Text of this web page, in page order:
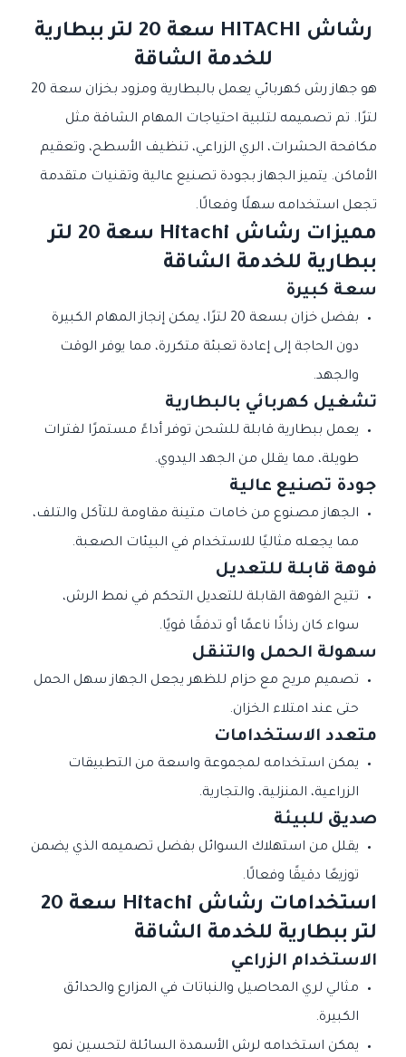
رشاش HITACHI سعة 20 لتر ببطارية
للخدمة الشاقة
هو جهاز رش كهربائي يعمل بالبطارية ومزود بخزان سعة 20
لترًا. تم تصميمه لتلبية احتياجات المهام الشاقة مثل
مكافحة الحشرات، الري الزراعي، تنظيف الأسطح، وتعقيم
الأماكن. يتميز الجهاز بجودة تصنيع عالية وتقنيات متقدمة
تجعل استخدامه سهلًا وفعالًا.
مميزات رشاش Hitachi سعة 20 لتر
ببطارية للخدمة الشاقة
سعة كبيرة
بفضل خزان بسعة 20 لترًا، يمكن إنجاز المهام الكبيرة
دون الحاجة إلى إعادة تعبئة متكررة، مما يوفر الوقت
والجهد.
تشغيل كهربائي بالبطارية
يعمل ببطارية قابلة للشحن توفر أداءً مستمرًا لفترات
طويلة، مما يقلل من الجهد اليدوي.
جودة تصنيع عالية
الجهاز مصنوع من خامات متينة مقاومة للتآكل والتلف،
مما يجعله مثاليًا للاستخدام في البيئات الصعبة.
فوهة قابلة للتعديل
تتيح الفوهة القابلة للتعديل التحكم في نمط الرش،
سواء كان رذاذًا ناعمًا أو تدفقًا قويًا.
سهولة الحمل والتنقل
تصميم مريح مع حزام للظهر يجعل الجهاز سهل الحمل
حتى عند امتلاء الخزان.
متعدد الاستخدامات
يمكن استخدامه لمجموعة واسعة من التطبيقات
الزراعية، المنزلية، والتجارية.
صديق للبيئة
يقلل من استهلاك السوائل بفضل تصميمه الذي يضمن
توزيعًا دقيقًا وفعالًا.
استخدامات رشاش Hitachi سعة 20
لتر ببطارية للخدمة الشاقة
الاستخدام الزراعي
مثالي لري المحاصيل والنباتات في المزارع والحدائق
الكبيرة.
يمكن استخدامه لرش الأسمدة السائلة لتحسين نمو